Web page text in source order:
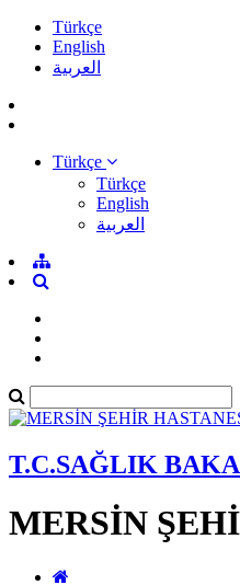
Türkçe
English
العربية
Türkçe
Türkçe
English
العربية
T.C.SAĞLIK
MERSİN